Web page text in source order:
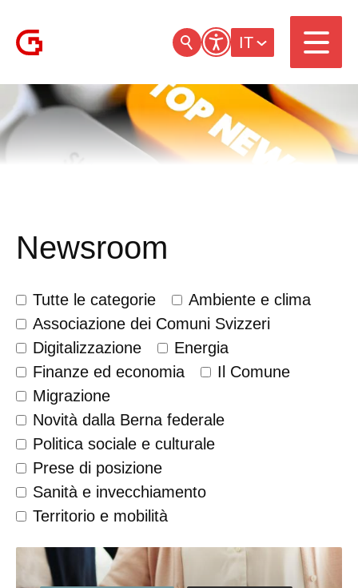
IT
Newsroom
Tutte le categorie
Ambiente e clima
Associazione dei Comuni Svizzeri
Digitalizzazione
Energia
Finanze ed economia
Il Comune
Migrazione
Novità dalla Berna federale
Politica sociale e culturale
Prese di posizione
Sanità e invecchiamento
Territorio e mobilità